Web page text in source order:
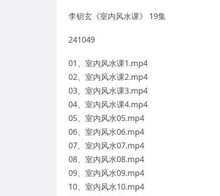
李钥玄《室内风水课》 19集
241049
01、室内风水课1.mp4
02、室内风水课2.mp4
03、室内风水课3.mp4
04、室内风水课4.mp4
05、室内风水05.mp4
06、室内风水06.mp4
07、室内风水07.mp4
08、室内风水08.mp4
09、室内风水09.mp4
10、室内风水10.mp4